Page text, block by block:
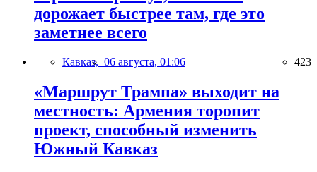
дорожает быстрее там, где это
заметнее всего
Кавказ, 06 августа, 01:06 423
«Маршрут Трампа» выходит на
местность: Армения торопит
проект, способный изменить
Южный Кавказ